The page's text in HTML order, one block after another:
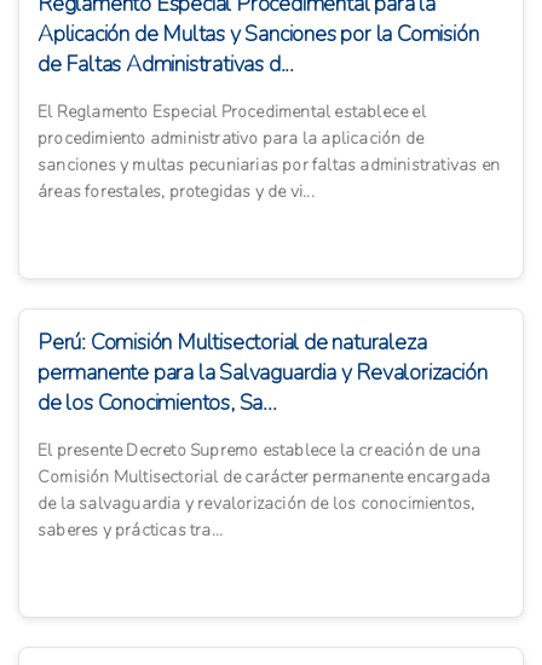
Aplicación de Multas y Sanciones por la Comisión
de Faltas Administrativas d...
El Reglamento Especial Procedimental establece el
procedimiento administrativo para la aplicación de
sanciones y multas pecuniarias por faltas administrativas en
áreas forestales, protegidas y de vi...
Perú: Comisión Multisectorial de naturaleza
permanente para la Salvaguardia y Revalorización
de los Conocimientos, Sa...
El presente Decreto Supremo establece la creación de una
Comisión Multisectorial de carácter permanente encargada
de la salvaguardia y revalorización de los conocimientos,
saberes y prácticas tra...